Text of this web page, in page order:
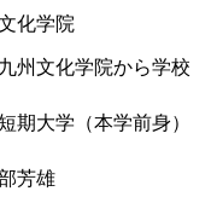
化学院
州文化学院から学校
期大学（本学前身）
芳雄